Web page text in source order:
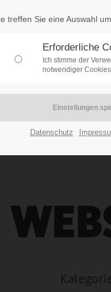
treffen Sie eine Auswahl
Erforderliche
Ich stimme der
notwendiger
Datenschutz